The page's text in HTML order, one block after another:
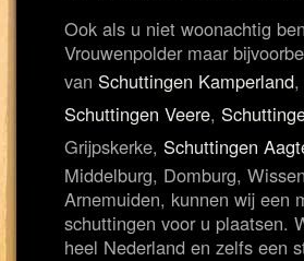
Ook als u niet woonachtig
Vrouwenpolder maar
van Schuttingen Kamperland
Schuttingen Veere,
Grijpskerke, Schuttingen
Middelburg, Domburg,
Arnemuiden, kunnen wij een
schuttingen voor u plaatsen.
heel Nederland en zelfs een